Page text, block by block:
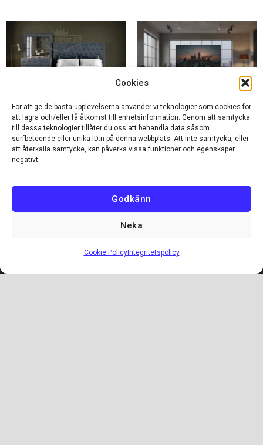
Cookies
För att ge de bästa upplevelserna använder vi teknologier som cookies för
att lagra och/eller få åtkomst till enhetsinformation. Genom att samtycka
till dessa teknologier tillåter du oss att behandla data såsom
surfbeteende eller unika ID:n på denna webbplats. Att inte samtycka, eller
att återkalla samtycke, kan påverka vissa funktioner och egenskaper
negativt.
Godkänn
Neka
Cookie PolicyIntegritetspolicy
SOVRUM & SÄNGAR
37 PRODUKTER
TV-BÄNKAR
41 PRODUKTER
varje dag: 10.00 – 18.00